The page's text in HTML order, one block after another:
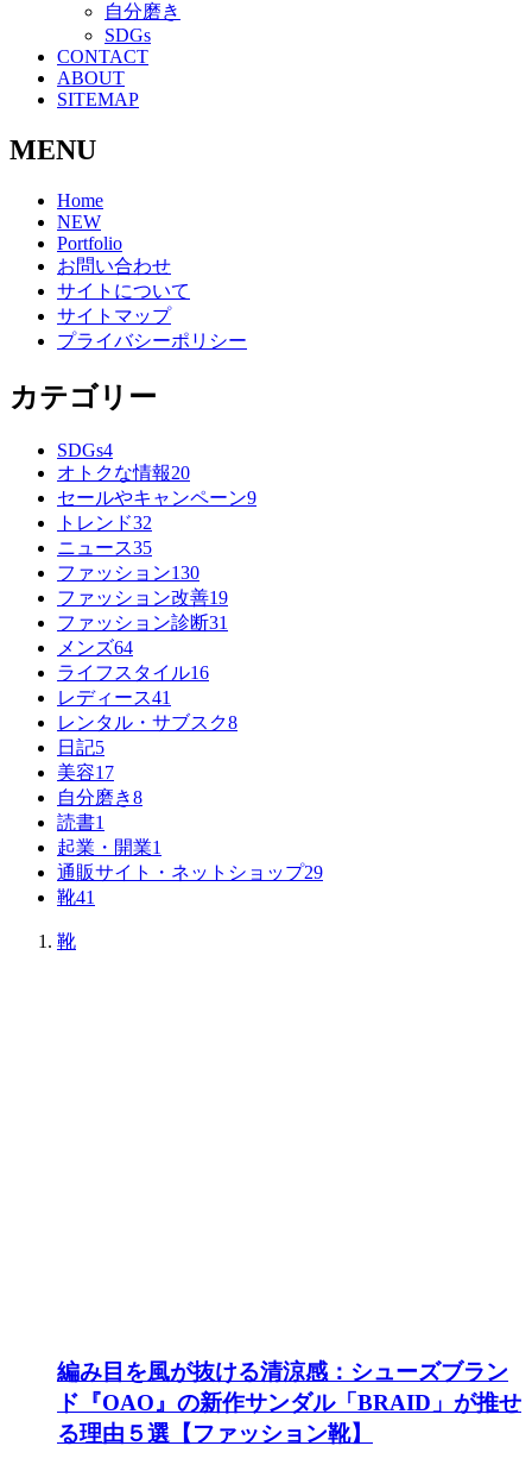
自分磨き
SDGs
CONTACT
ABOUT
SITEMAP
MENU
Home
NEW
Portfolio
お問い合わせ
サイトについて
サイトマップ
プライバシーポリシー
カテゴリー
SDGs4
オトクな情報20
セールやキャンペーン9
トレンド32
ニュース35
ファッション130
ファッション改善19
ファッション診断31
メンズ64
ライフスタイル16
レディース41
レンタル・サブスク8
日記5
美容17
自分磨き8
読書1
起業・開業1
通販サイト・ネットショップ29
靴41
靴
編み目を風が抜ける清涼感：シューズブラン
ド『OAO』の新作サンダル「BRAID」が推せ
る理由５選【ファッション靴】